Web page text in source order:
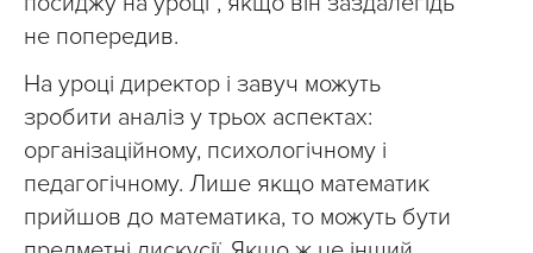
не попередив.
На уроці директор і завуч можуть
зробити аналіз у трьох аспектах:
організаційному, психологічному і
педагогічному. Лише якщо математик
прийшов до математика, то можуть бути